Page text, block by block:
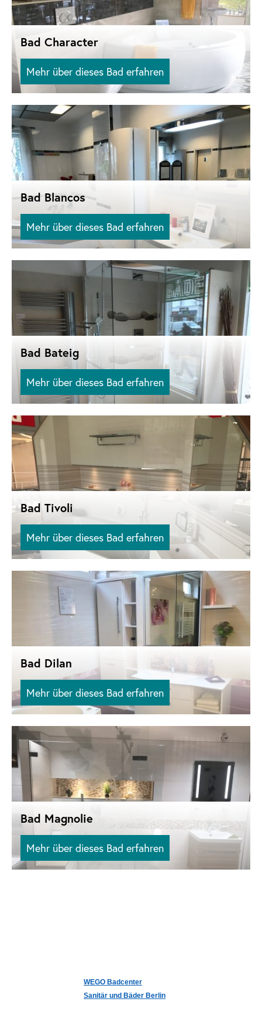
Bad Character
Mehr über dieses Bad erfahren
Bad Blancos
Mehr über dieses Bad erfahren
Bad Bateig
Mehr über dieses Bad erfahren
Bad Tivoli
Mehr über dieses Bad erfahren
Bad Dilan
Mehr über dieses Bad erfahren
Bad Magnolie
Mehr über dieses Bad erfahren
WEGO Badcenter
Sanitär und Bäder Berlin